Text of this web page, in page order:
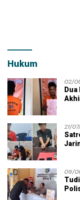
Hukum
02/
Dua
21/
09/